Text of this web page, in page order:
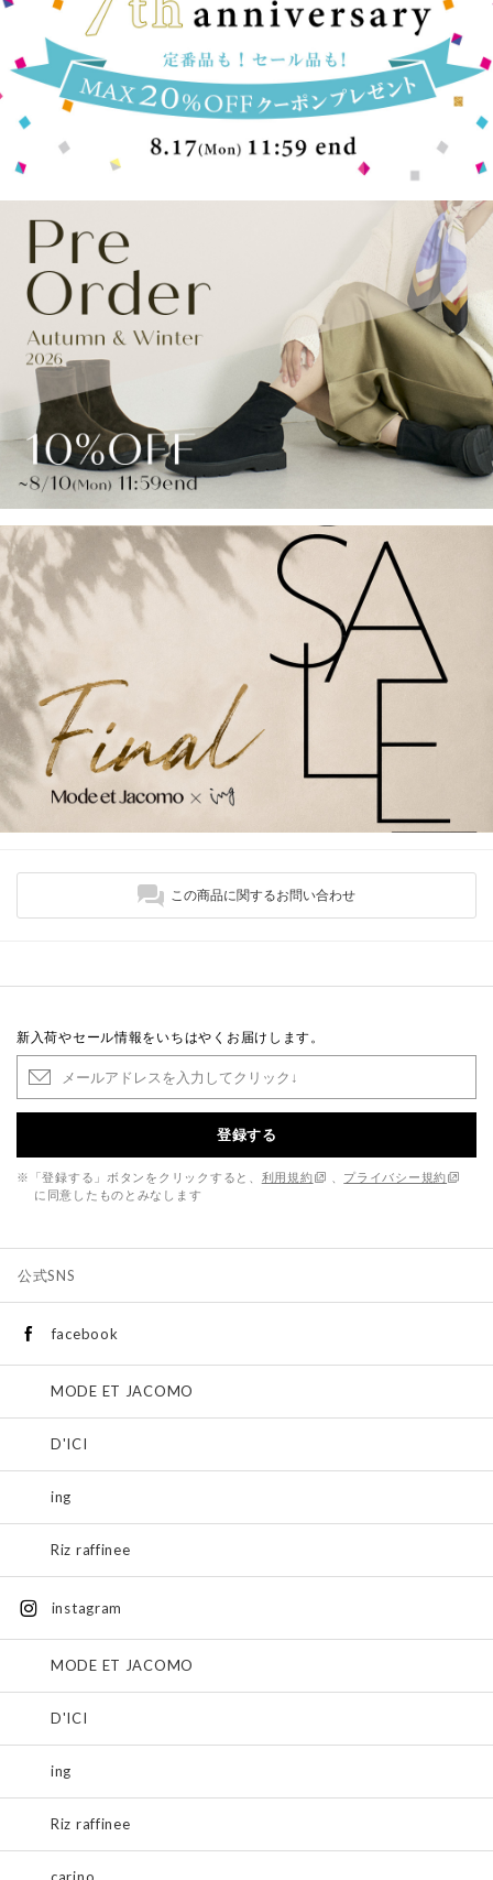
この商品に関するお問い合わせ
新入荷やセール情報をいちはやくお届けします。
登録する
※「登録する」ボタンをクリックすると、 利用規約
プライバシー規約
に同意したものとみなします
公式SNS
facebook
MODE ET JACOMO
D'ICI
ing
Riz raffinee
instagram
MODE ET JACOMO
D'ICI
ing
Riz raffinee